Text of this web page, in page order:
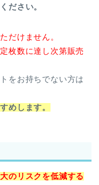
ださい。
だけません。
枚数に達し次第販売
をお持ちでない方は
めします。
のリスクを低減する